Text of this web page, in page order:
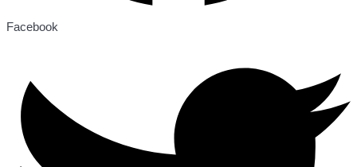
Facebook